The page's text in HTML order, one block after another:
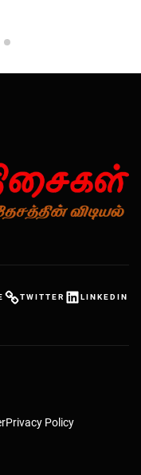
TWITTER
LINKEDIN
Privacy Policy